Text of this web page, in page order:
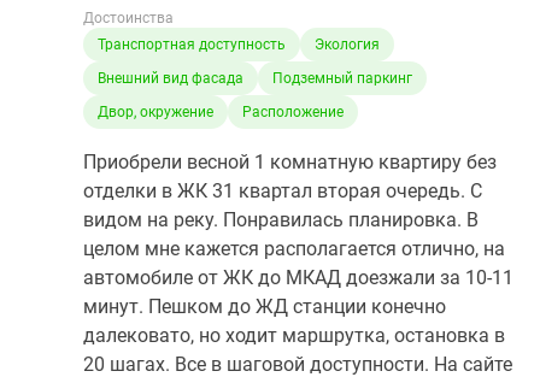
Достоинства
Транспортная доступность
Экология
Внешний вид фасада
Подземный паркинг
Двор, окружение
Расположение
Приобрели весной 1 комнатную квартиру без
отделки в ЖК 31 квартал вторая очередь. С
видом на реку. Понравилась планировка. В
целом мне кажется располагается отлично, на
автомобиле от ЖК до МКАД доезжали за 10-11
минут. Пешком до ЖД станции конечно
далековато, но ходит маршрутка, остановка в
20 шагах. Все в шаговой доступности. На сайте